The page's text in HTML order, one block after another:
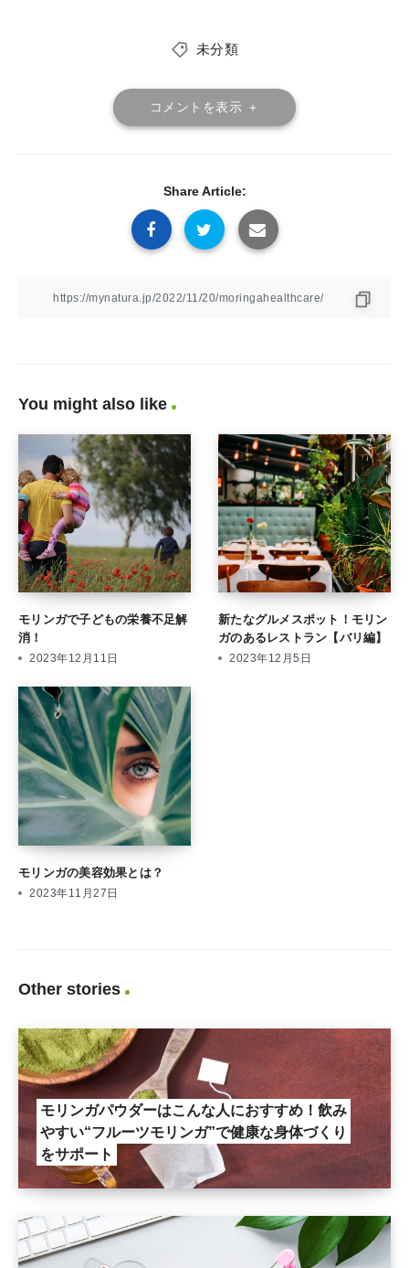
未分類
コメントを表示 ＋
Share Article:
You might also like
モリンガで子どもの栄養不足解
消！
2023年12月11日
新たなグルメスポット！モリン
ガのあるレストラン【バリ編】
2023年12月5日
モリンガの美容効果とは？
2023年11月27日
Other stories
モリンガパウダーはこんな人におすすめ！飲み
やすい“フルーツモリンガ”で健康な身体づくり
をサポート